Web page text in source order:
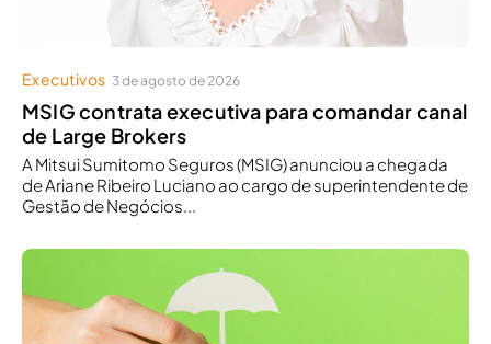
Executivos 3 de agosto de 2026
MSIG contrata executiva para comandar canal
de Large Brokers
A Mitsui Sumitomo Seguros (MSIG) anunciou a chegada
de Ariane Ribeiro Luciano ao cargo de superintendente de
Gestão de Negócios...